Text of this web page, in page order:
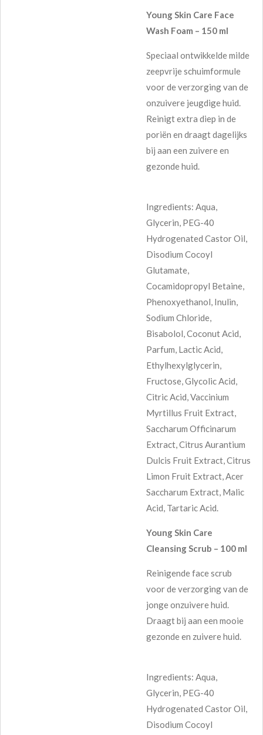
Young Skin Care Face
Wash Foam – 150 ml
Speciaal ontwikkelde milde
zeepvrije schuimformule
voor de verzorging van de
onzuivere jeugdige huid.
Reinigt extra diep in de
poriën en draagt dagelijks
bij aan een zuivere en
gezonde huid.
Ingredients: Aqua,
Glycerin, PEG-40
Hydrogenated Castor Oil,
Disodium Cocoyl
Glutamate,
Cocamidopropyl Betaine,
Phenoxyethanol, Inulin,
Sodium Chloride,
Bisabolol, Coconut Acid,
Parfum, Lactic Acid,
Ethylhexylglycerin,
Fructose, Glycolic Acid,
Citric Acid, Vaccinium
Myrtillus Fruit Extract,
Saccharum Officinarum
Extract, Citrus Aurantium
Dulcis Fruit Extract, Citrus
Limon Fruit Extract, Acer
Saccharum Extract, Malic
Acid, Tartaric Acid.
Young Skin Care
Cleansing Scrub – 100 ml
Reinigende face scrub
voor de verzorging van de
jonge onzuivere huid.
Draagt bij aan een mooie
gezonde en zuivere huid.
Ingredients: Aqua,
Glycerin, PEG-40
Hydrogenated Castor Oil,
Disodium Cocoyl